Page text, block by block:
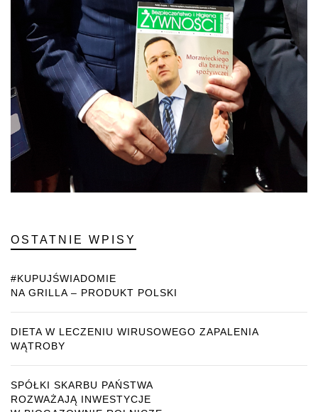
OSTATNIE WPISY
#KUPUJŚWIADOMIE
NA GRILLA – PRODUKT POLSKI
DIETA W LECZENIU WIRUSOWEGO ZAPALENIA
WĄTROBY
SPÓŁKI SKARBU PAŃSTWA
ROZWAŻAJĄ INWESTYCJE